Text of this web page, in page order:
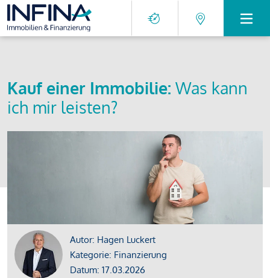
Kauf einer Immobilie: Was kann
ich mir leisten?
Autor: Hagen Luckert
Kategorie: Finanzierung
Datum: 17.03.2026